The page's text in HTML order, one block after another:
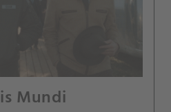
Mundi